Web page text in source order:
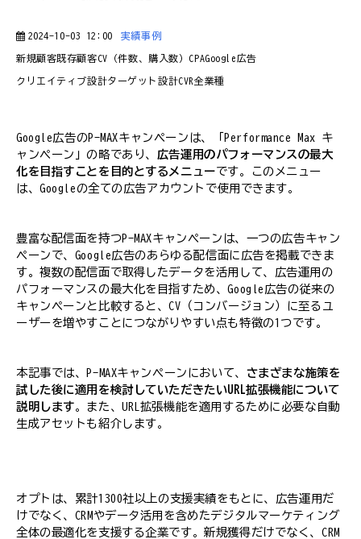
2024-10-03 12:00 実績事例
新規顧客既存顧客CV（件数、購入数） CPAGoogle広告
クリエイティブ設計ターゲット設計CVR全業種
Google広告のP-MAXキャンペーンは、「Performance Max キ
ャンペーン」の略であり、 広告運用のパフォーマンスの最大
化を目指すことを目的とするメニューです。このメニュー
は、Googleの全ての広告アカウントで使用できます。
豊富な配信面を持つP-MAXキャンペーンは、一つの広告キャン
ペーンで、Google広告のあらゆる配信面に広告を掲載できま
す。複数の配信面で取得したデータを活用して、広告運用の
パフォーマンスの最大化を目指すため、Google広告の従来の
キャンペーンと比較すると、CV（コンバージョン）に至るユ
ーザーを増やすことにつながりやすい点も特徴の1つです。
本記事では、P-MAXキャンペーンにおいて、 さまざまな施策を
試した後に適用を検討していただきたいURL拡張機能について
説明します。また、URL拡張機能を適用するために必要な自動
生成アセットも紹介します。
オプトは、累計1300社以上の支援実績をもとに、広告運用だ
けでなく、CRMやデータ活用を含めたデジタルマーケティング
全体の最適化を支援する企業です。新規獲得だけでなく、CRM